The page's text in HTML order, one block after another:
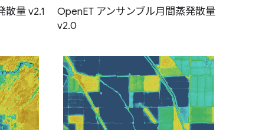
散量 v2.1
OpenET アンサンブル月間蒸発散量
v2.0